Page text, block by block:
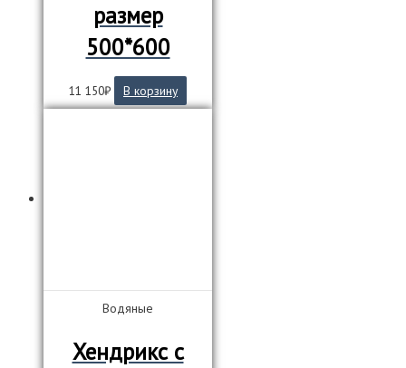
размер
500*600
11 150₽ В корзину
Водяные
Хендрикс с